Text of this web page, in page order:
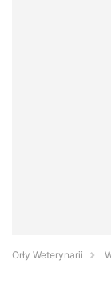
Orły Weterynarii